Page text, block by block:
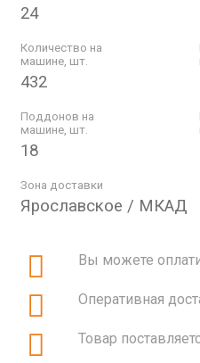
24
Количество на
машине, шт.
432
Поддонов на
машине, шт.
18
Зона доставки
Ярославское / МКАД
Вы можете
Оперативная
Товар